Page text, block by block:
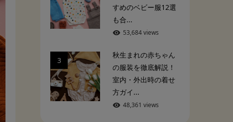
すめのベビー服12選
も合...
53,684 views
3
秋生まれの赤ちゃん
の服装を徹底解説！
室内・外出時の着せ
方ガイ...
48,361 views